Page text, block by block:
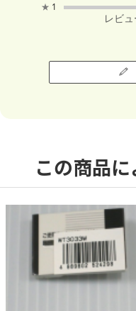
★ 1
レビュ
この商品